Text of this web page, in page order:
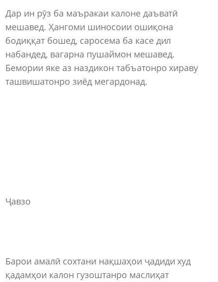
Дар ин рӯз ба маъракаи калоне даъватӣ
мешавед. Ҳангоми шиносоии ошиқона
бодиққат бошед, саросема ба касе дил
набандед, вагарна пушаймон мешавед.
Бемории яке аз наздикон табъатонро хираву
ташвишатонро зиёд мегардонад.
Ҷавзо
Барои амалӣ сохтани нақшаҳои ҷадиди худ
қадамҳои калон гузоштанро маслиҳат